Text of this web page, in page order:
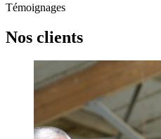
Témoignages
Nos clients